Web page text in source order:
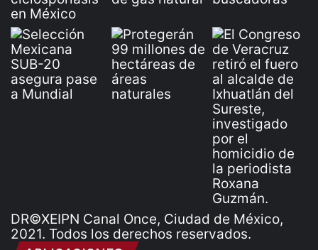
DR©XEIPN Canal Once, Ciudad de México,
2021. Todos los derechos reservados.